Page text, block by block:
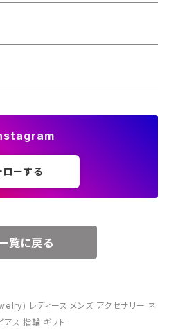
ローする
覧に戻る
レディース メンズ アクセサリー ネ
アス 指輪 ギフト